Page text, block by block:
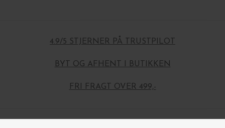
4.9/5 STJERNER PÅ TRUSTPILOT
BYT OG AFHENT I BUTIKKEN
FRI FRAGT OVER 499,-